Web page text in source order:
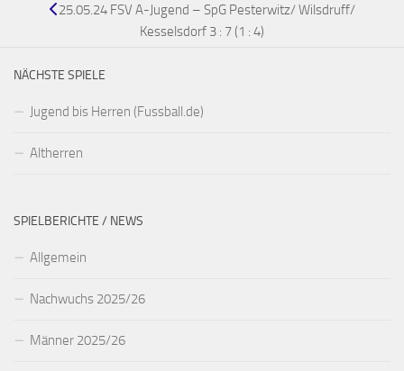
25.05.24 FSV A-Jugend – SpG Pesterwitz/ Wilsdruff/
Kesselsdorf 3 : 7 (1 : 4)
NÄCHSTE SPIELE
Jugend bis Herren (Fussball.de)
Altherren
SPIELBERICHTE / NEWS
Allgemein
Nachwuchs 2025/26
Männer 2025/26